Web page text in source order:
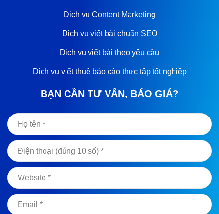
Dịch vụ Content Marketing
Dịch vụ viết bài chuẩn SEO
Dịch vụ viết bài theo yêu cầu
Dịch vụ viết thuê báo cáo thực tập tốt nghiệp
BẠN CẦN TƯ VẤN, BÁO GIÁ?